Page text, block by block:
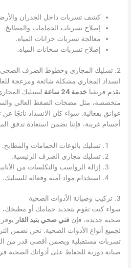
كشف تسربات داخل الجدران
إصلاح تسربات الحمامات والمطابخ.
معالجة تسربات خزانات المياه.
إصلاح تسربات سخانات المياه.
2. تسليك المجاري وخطوط الصرف الصحي
انسداد المجاري مشكلة شائعة ومزعجة
يقدم فريقنا خدمة 24 ساعة
لتسليك
متخصصة، مثل مضخات الضغط العالي
عوائق بفعالية. سواء كان الانسداد ناتجًا
أجسام غريبة، فإننا نضمن استعادة تدفق
تسليك بالوعات الحمامات والمطابخ.
تسليك مجاري الصرف الرئيسية.
إزالة الرواسب والتكلسات من
استخدام مواد آمنة وفعالة للتسليك.
3. تركيب وصيانة الأدوات الصحية
سواء كنت تقوم بتجديد حمامك أو مطبخك،
صحية جديدة، فإنفني صحي بنيد القار
لجميع أنواع الأدوات الصحية. نحن نضمن
تسربات مستقبلية ويضمن أقصى قدر من
صيانة دورية للحفاظ على أدواتك الصحية